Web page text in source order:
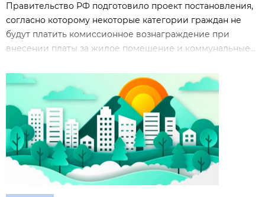
Правительство РФ подготовило проект постановления,
согласно которому некоторые категории граждан не
будут платить комиссионное вознаграждение при
внесении платы за жилое помещение и коммунальные...